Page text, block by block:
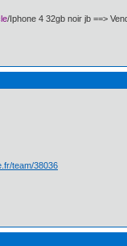
/Iphone 4 32gb noir jb ==>
team/38036